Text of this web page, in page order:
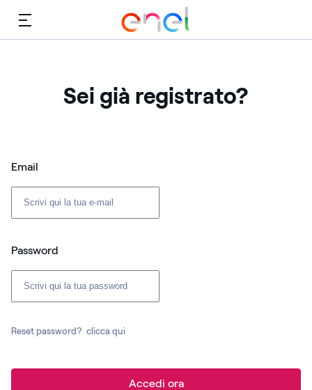
Menù
Sei già registrato?
Login: user e password
Email
Password
Reset password? clicca qui
Accedi ora